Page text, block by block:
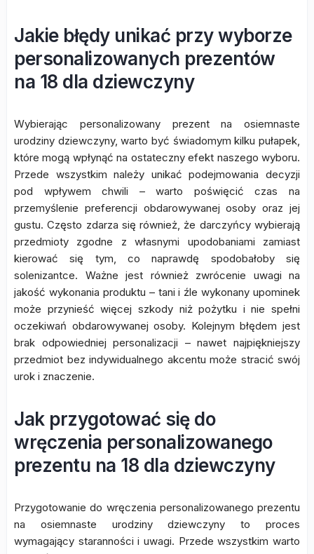
Jakie błędy unikać przy wyborze
personalizowanych prezentów
na 18 dla dziewczyny
Wybierając personalizowany prezent na osiemnaste
urodziny dziewczyny, warto być świadomym kilku pułapek,
które mogą wpłynąć na ostateczny efekt naszego wyboru.
Przede wszystkim należy unikać podejmowania decyzji
pod wpływem chwili – warto poświęcić czas na
przemyślenie preferencji obdarowywanej osoby oraz jej
gustu. Często zdarza się również, że darczyńcy wybierają
przedmioty zgodne z własnymi upodobaniami zamiast
kierować się tym, co naprawdę spodobałoby się
solenizantce. Ważne jest również zwrócenie uwagi na
jakość wykonania produktu – tani i źle wykonany upominek
może przynieść więcej szkody niż pożytku i nie spełni
oczekiwań obdarowywanej osoby. Kolejnym błędem jest
brak odpowiedniej personalizacji – nawet najpiękniejszy
przedmiot bez indywidualnego akcentu może stracić swój
urok i znaczenie.
Jak przygotować się do
wręczenia personalizowanego
prezentu na 18 dla dziewczyny
Przygotowanie do wręczenia personalizowanego prezentu
na osiemnaste urodziny dziewczyny to proces
wymagający staranności i uwagi. Przede wszystkim warto